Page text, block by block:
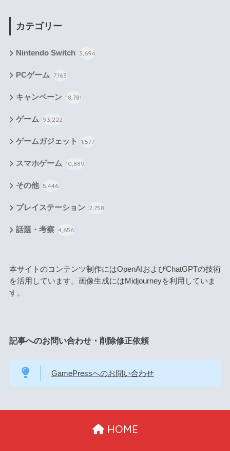
カテゴリー
Nintendo Switch 3,694
PCゲーム 7,163
キャンペーン 18,781
ゲーム 93,222
ゲームガジェット 1,577
スマホゲーム 10,889
その他 5,446
プレイステーション 2,758
話題・考察 4,656
本サイトのコンテンツ制作にはOpenAIおよびChatGPTの技術
を活用しています。画像生成にはMidjourneyを利用していま
す。
記事へのお問い合わせ・削除修正依頼
GamePressへのお問い合わせ
HOME